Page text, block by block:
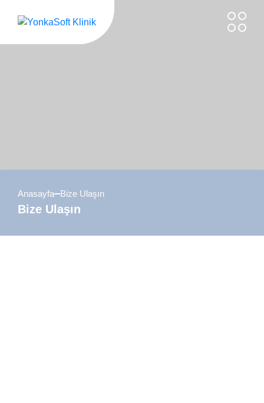
Anasayfa Bize Ulaşın
Bize Ulaşın